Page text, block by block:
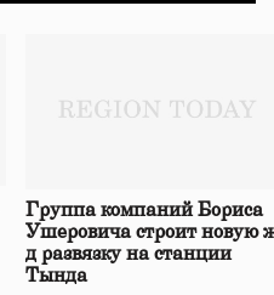
Группа компаний Бориса
Ушеровича строит новую
д развязку на станции
Тында